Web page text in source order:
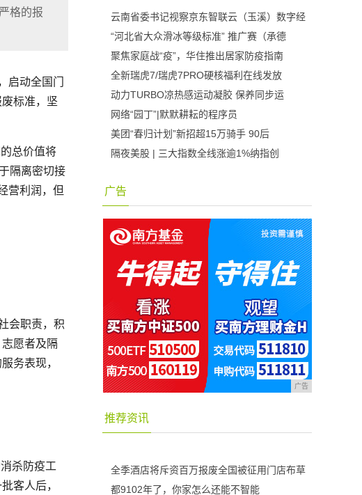
格的报
启动全国门
标准，坚
总价值将
隔离密切接
营利润，但
会职责，积
愿者及隔
务表现，
杀防疫工
客人后，
云南省委书记视察京东智联云（玉溪）数字经
“河北省大众滑冰等级标准” 推广赛（承德
聚焦家庭战“疫”，华住推出居家防疫指南
全新瑞虎7/瑞虎7PRO硬核福利在线发放
动力TURBO凉热感运动凝胶 保养同步运
网络“园丁”|默默耕耘的程序员
美团“春归计划”新招超15万骑手 90后
隔夜美股 | 三大指数全线涨逾1%纳指创
广告
广告
推荐资讯
全季酒店将斥资百万报废全国被征用门店布草
都9102年了，你家怎么还能不智能